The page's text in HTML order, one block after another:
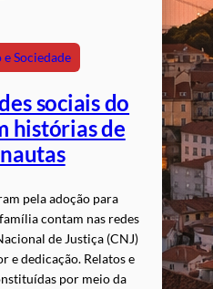
e Sociedade
sociais do
histórias de
pela adoção para
contam nas redes
de Justiça (CNJ)
e dedicação. Relatos e
por meio da